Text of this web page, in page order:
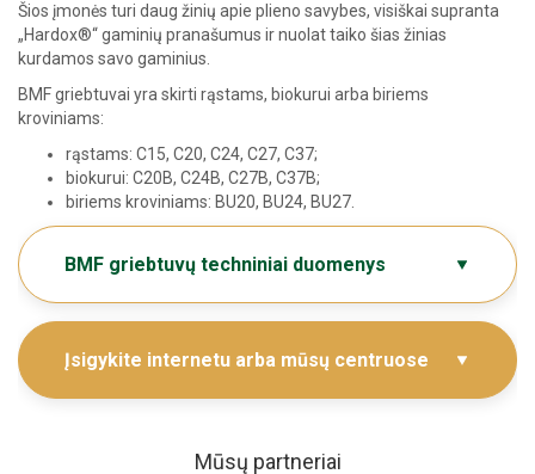
Šios įmonės turi daug žinių apie plieno savybes, visiškai supranta
„Hardox®“ gaminių pranašumus ir nuolat taiko šias žinias
kurdamos savo gaminius.
BMF griebtuvai yra skirti rąstams, biokurui arba biriems
kroviniams:
rąstams: C15, C20, C24, C27, C37;
biokurui: C20B, C24B, C27B, C37B;
biriems kroviniams: BU20, BU24, BU27.
BMF griebtuvų techniniai duomenys
Įsigykite internetu arba mūsų centruose
Mūsų partneriai